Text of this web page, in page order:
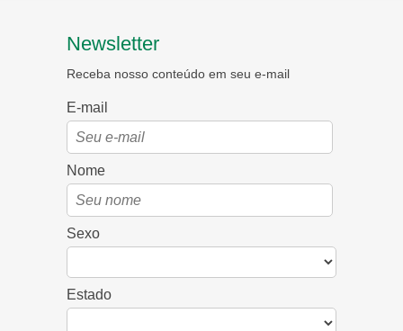
Newsletter
Receba nosso conteúdo em seu e-mail
E-mail
Nome
Sexo
Estado